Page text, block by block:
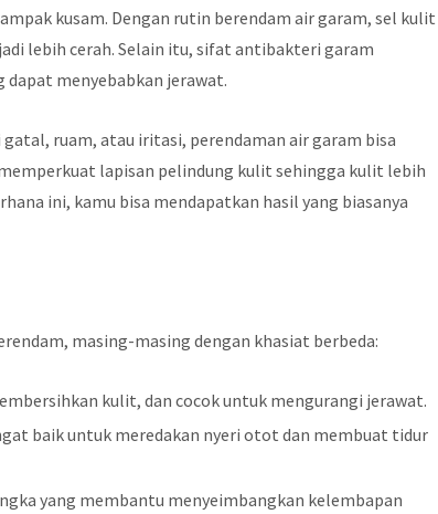
kusam. Dengan rutin berendam air garam, sel kulit
lebih cerah. Selain itu, sifat antibakteri garam
menyebabkan jerawat.
ruam, atau iritasi, perendaman air garam bisa
lapisan pelindung kulit sehingga kulit lebih
ini, kamu bisa mendapatkan hasil yang biasanya
masing-masing dengan khasiat berbeda:
kulit, dan cocok untuk mengurangi jerawat.
baik untuk meredakan nyeri otot dan membuat tidur
yang membantu menyeimbangkan kelembapan